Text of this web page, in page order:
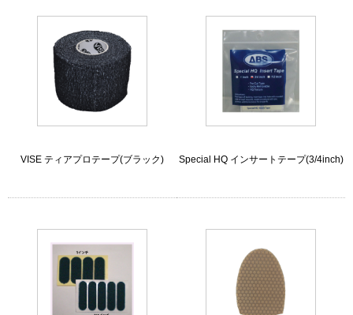
VISE ティアプロテープ(ブラック) Special HQ インサートテープ(3/4inch)